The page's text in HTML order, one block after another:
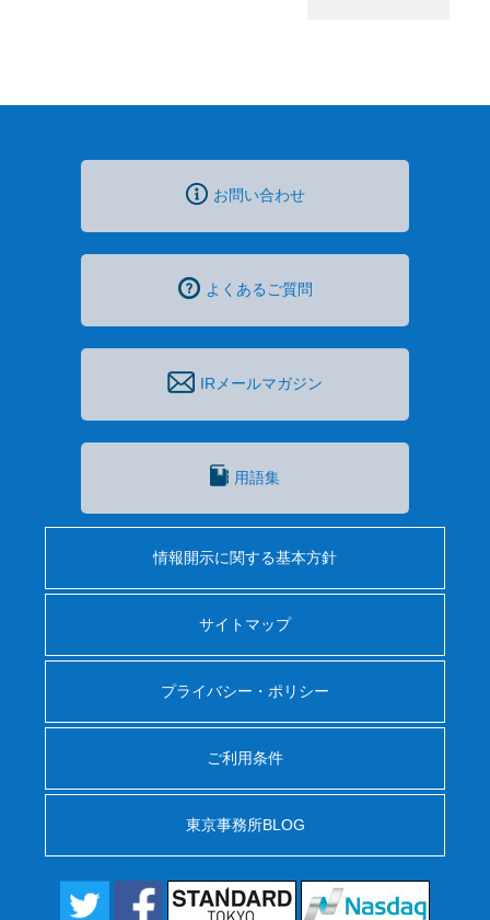
お問い合わせ
よくあるご質問
IRメールマガジン
用語集
情報開示に関する基本方針
サイトマップ
プライバシー・ポリシー
ご利用条件
東京事務所BLOG